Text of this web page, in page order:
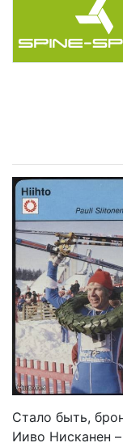
Стало быть,
Ииво Нисканен